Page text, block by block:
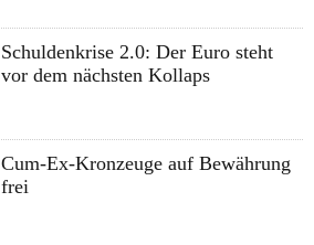
Schuldenkrise 2.0: Der Euro steht
vor dem nächsten Kollaps
Cum-Ex-Kronzeuge auf Bewährung
frei